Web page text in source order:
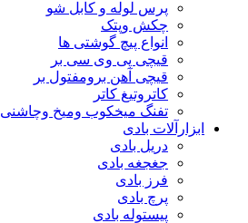
پرس لوله و کابل شو
چکش وپتک
انواع پیچ گوشتی ها
قیچی پی وی سی بر
قیچی آهن برومفتول بر
کاتروتیغ کاتر
تفنگ میخکوب ومیخ وچاشنی
ابزارآلات بادی
دریل بادی
جغجغه بادی
فرز بادی
پرچ بادی
پیستوله بادی